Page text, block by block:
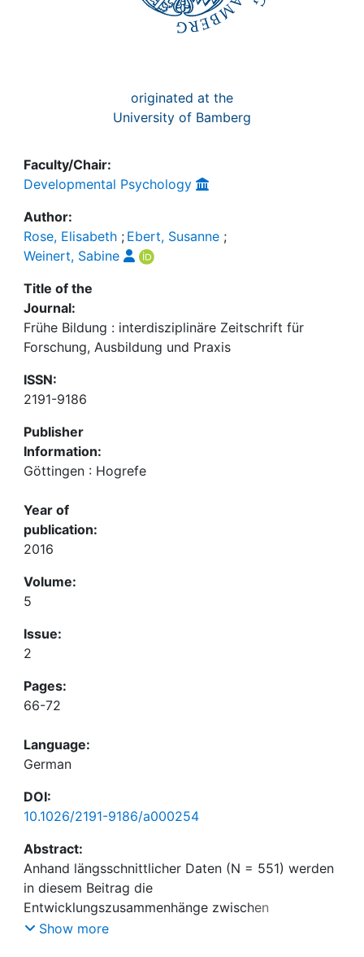
originated at the
University of Bamberg
Faculty/Chair:
Developmental Psychology
Author:
Rose, Elisabeth ; Ebert, Susanne ;
Weinert, Sabine
Title of the
Journal:
Frühe Bildung : interdisziplinäre Zeitschrift für
Forschung, Ausbildung und Praxis
ISSN:
2191-9186
Publisher
Information:
Göttingen : Hogrefe
Year of
publication:
2016
Volume:
5
Issue:
2
Pages:
66-72
Language:
German
DOI:
10.1026/2191-9186/a000254
Abstract:
Anhand längsschnittlicher Daten (N = 551) werden
in diesem Beitrag die
Entwicklungszusammenhänge zwischen
sprachlichen und sozial-emotionalen Kompetenzen
Show more